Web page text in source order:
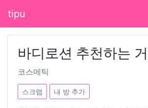
tipu
바디로션 추천하는
코스메틱
스크랩 내 방 추가